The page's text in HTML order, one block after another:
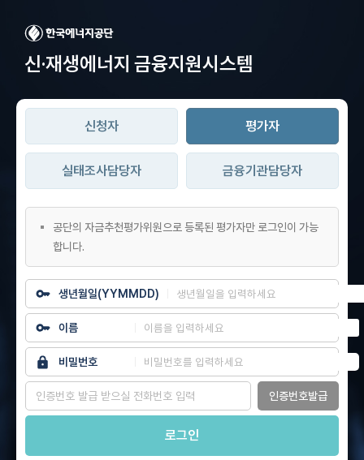
신·재생에너지 금융지원시스템
신청자 평가자
공단의 자금추천평가위원으로 등록된 평가자만 로그인이 가능
합니다.
생년월일(YYMMDD)
이름
비밀번호
인증번호발급
로그인
실태조사담당자 금융기관담당자